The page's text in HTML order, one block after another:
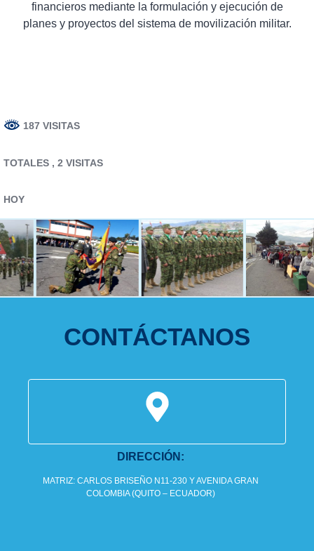
financieros mediante la formulación y ejecución de
planes y proyectos del sistema de movilización militar.
187 VISITAS
TOTALES , 2 VISITAS
HOY
CONTÁCTANOS
DIRECCIÓN:
MATRIZ: CARLOS BRISEÑO N11-230 Y AVENIDA GRAN
COLOMBIA (QUITO – ECUADOR)